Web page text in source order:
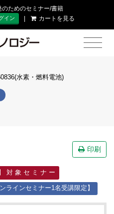
ためのセミナー/書籍
イン | カートを見る
水素・燃料電池)
印刷
対 象 セ ミ ナ ー
ラインセミナー1名受講限定】